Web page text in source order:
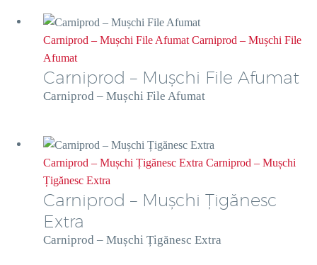
Carniprod – Mușchi File Afumat Carniprod – Mușchi File
Afumat
Carniprod – Mușchi File Afumat
Carniprod – Mușchi File Afumat
Carniprod – Mușchi Țigănesc Extra Carniprod – Mușchi
Țigănesc Extra
Carniprod – Mușchi Țigănesc
Extra
Carniprod – Mușchi Țigănesc Extra